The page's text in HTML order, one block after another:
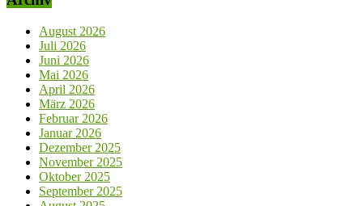
August 2026
Juli 2026
Juni 2026
Mai 2026
April 2026
März 2026
Februar 2026
Januar 2026
Dezember 2025
November 2025
Oktober 2025
September 2025